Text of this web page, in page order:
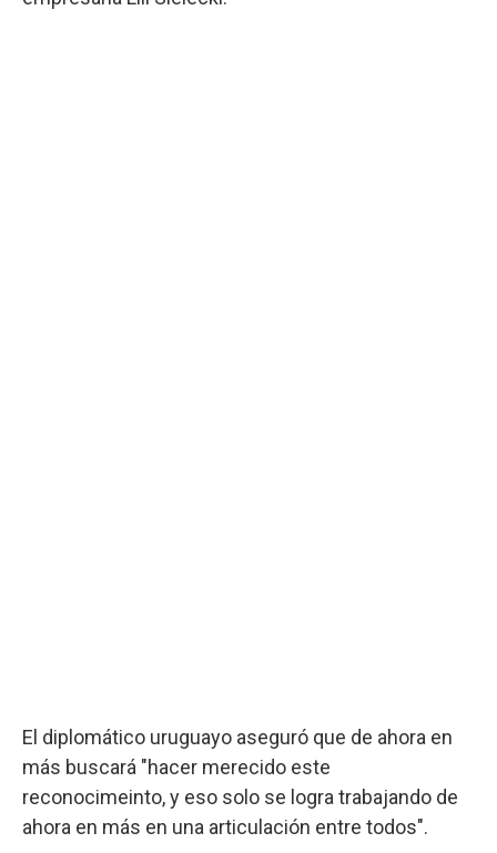
El diplomático uruguayo aseguró que de ahora en
más buscará "hacer merecido este
reconocimeinto, y eso solo se logra trabajando de
ahora en más en una articulación entre todos".